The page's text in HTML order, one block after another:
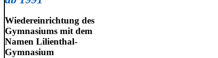
Wiedereinrichtung des
Gymnasiums mit dem
Namen Lilienthal-
Gymnasium